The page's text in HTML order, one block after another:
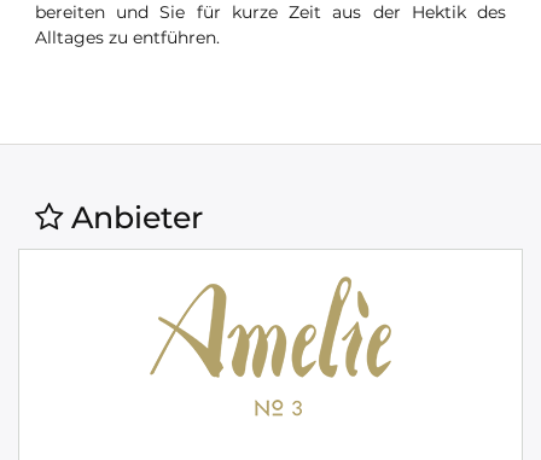
bereiten und Sie für kurze Zeit aus der Hektik des
Alltages zu entführen.
Anbieter